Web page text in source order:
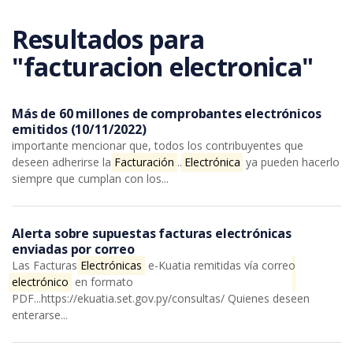
Resultados para
"facturacion electronica"
Más de 60 millones de comprobantes electrónicos
emitidos (10/11/2022)
importante mencionar que, todos los contribuyentes que
deseen adherirse la Facturación ... Electrónica ya pueden hacerlo
siempre que cumplan con los...
Alerta sobre supuestas facturas electrónicas
enviadas por correo
Las Facturas Electrónicas e-Kuatia remitidas vía correo
electrónico en formato
PDF...https://ekuatia.set.gov.py/consultas/ Quienes deseen
enterarse...